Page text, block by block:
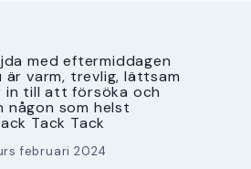
med eftermiddagen
är varm, trevlig, lättsam
in till att försöka och
någon som helst
Tack Tack
februari 2024